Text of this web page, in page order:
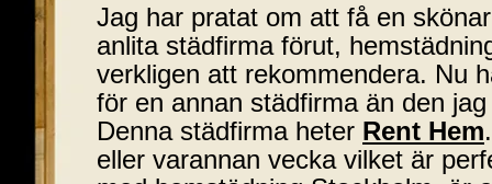
Jag har pratat om att få en
anlita städfirma förut,
verkligen att rekommendera. Nu
för en annan städfirma än den
Denna städfirma heter Rent Hem
eller varannan vecka vilket är